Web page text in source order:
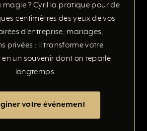
magie ? Cyril la pratique pour de
centimètres des yeux de vos
d'entreprise, mariages,
privées : il transforme votre
en un souvenir dont on reparle
longtemps.
votre événement